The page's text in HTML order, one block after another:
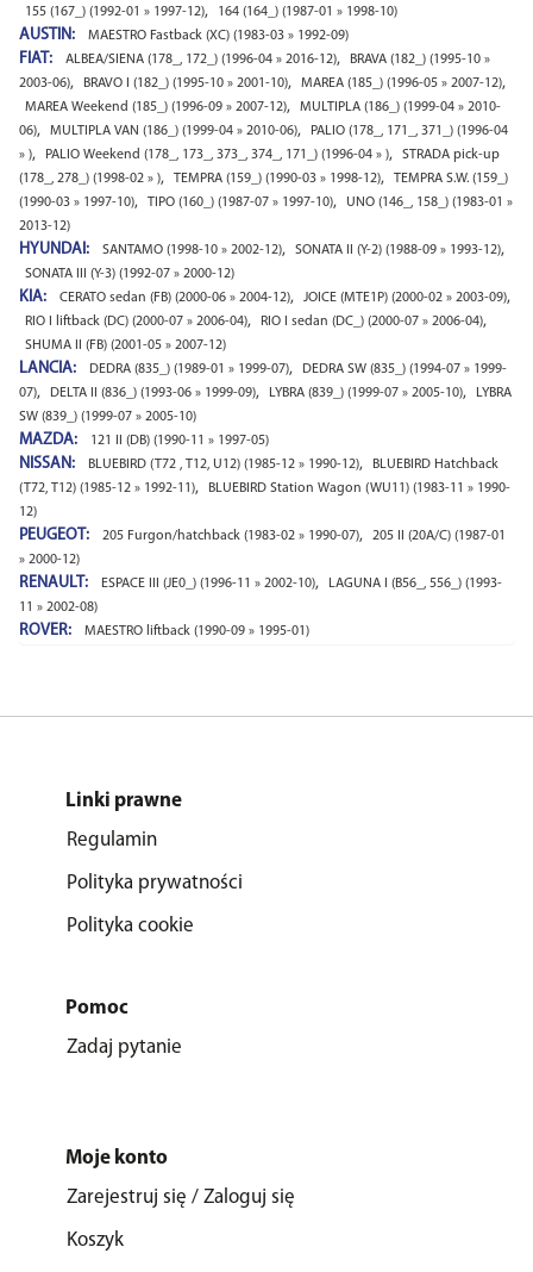
155 (167_) (1992-01 » 1997-12), 164 (164_) (1987-01 » 1998-10)
AUSTIN: MAESTRO Fastback (XC) (1983-03 » 1992-09)
FIAT: ALBEA/SIENA (178_, 172_) (1996-04 » 2016-12),
BRAVA (182_) (1995-10 »
2003-06), BRAVO I (182_) (1995-10 » 2001-10), MAREA (185_) (1996-05 » 2007-12),
MAREA Weekend (185_) (1996-09 » 2007-12),
MULTIPLA (186_) (1999-04 » 2010-
06), MULTIPLA VAN (186_) (1999-04 » 2010-06),
PALIO (178_, 171_, 371_) (1996-04
» ), PALIO Weekend (178_, 173_, 373_, 374_, 171_) (1996-04 » ),
STRADA pick-up
(178_, 278_) (1998-02 » ), TEMPRA (159_) (1990-03 » 1998-12),
TEMPRA S.W. (159_)
(1990-03 » 1997-10), TIPO (160_) (1987-07 » 1997-10),
UNO (146_, 158_) (1983-01 »
2013-12)
HYUNDAI: SANTAMO (1998-10 » 2002-12), SONATA II (Y-2) (1988-09 » 1993-12),
SONATA III (Y-3) (1992-07 » 2000-12)
KIA: CERATO sedan (FB) (2000-06 » 2004-12), JOICE (MTE1P) (2000-02 » 2003-09),
RIO I liftback (DC) (2000-07 » 2006-04), RIO I sedan (DC_) (2000-07 » 2006-04),
SHUMA II (FB) (2001-05 » 2007-12)
LANCIA: DEDRA (835_) (1989-01 » 1999-07),
DEDRA SW (835_) (1994-07 » 1999-
07), DELTA II (836_) (1993-06 » 1999-09), LYBRA (839_) (1999-07 » 2005-10),
LYBRA
SW (839_) (1999-07 » 2005-10)
MAZDA: 121 II (DB) (1990-11 » 1997-05)
NISSAN: BLUEBIRD (T72 , T12, U12) (1985-12 » 1990-12),
BLUEBIRD Hatchback
(T72, T12) (1985-12 » 1992-11),
BLUEBIRD Station Wagon (WU11) (1983-11 » 1990-
12)
PEUGEOT: 205 Furgon/hatchback (1983-02 » 1990-07),
205 II (20A/C) (1987-01
» 2000-12)
RENAULT: ESPACE III (JE0_) (1996-11 » 2002-10),
LAGUNA I (B56_, 556_) (1993-
11 » 2002-08)
ROVER: MAESTRO liftback (1990-09 » 1995-01)
Linki prawne
Regulamin
Polityka prywatności
Polityka cookie
Pomoc
Zadaj pytanie
Moje konto
Zarejestruj się / Zaloguj się
Koszyk